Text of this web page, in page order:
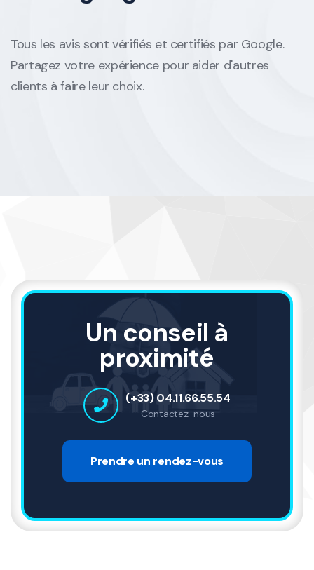
Tous les avis sont vérifiés et certifiés par Google.
Partagez votre expérience pour aider d'autres
clients à faire leur choix.
Un conseil à
proximité
(+33) 04.11.66.55.54
Contactez-nous
Prendre un rendez-vous